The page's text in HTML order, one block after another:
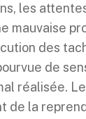
les
mauvaise
des
de
réalisée.
de la